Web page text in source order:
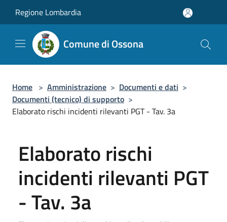
Regione Lombardia
Comune di Ossona
Home > Amministrazione > Documenti e dati >
Documenti (tecnico) di supporto >
Elaborato rischi incidenti rilevanti PGT - Tav. 3a
Elaborato rischi
incidenti rilevanti PGT
- Tav. 3a